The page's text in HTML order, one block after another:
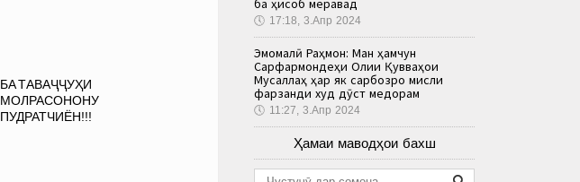
БА ТАВАҶҶУҲИ
МОЛРАСОНОНУ
ПУДРАТЧИЁН!!!
ба ҳисоб меравад
🕔 17:18, 3.Апр 2024
Эмомалӣ Раҳмон: Ман ҳамчун
Сарфармондеҳи Олии Қувваҳои
Мусаллаҳ ҳар як сарбозро мисли
фарзанди худ дӯст медорам
🕔 11:27, 3.Апр 2024
Ҳамаи маводҳои бахш